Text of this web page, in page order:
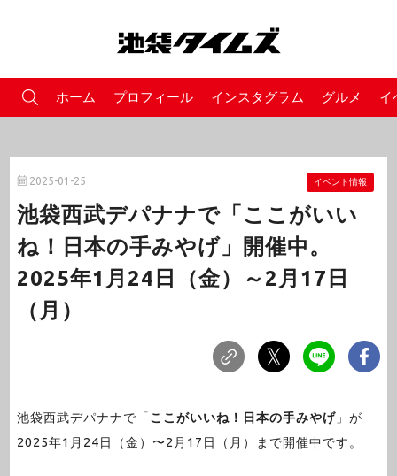
ホーム プロフィール インスタグラム グルメ イ
2025-01-25 イベント情報
池袋西武デパナナで「ここがいい
ね！日本の手みやげ」開催中。
2025年1月24日（金）～2月17日
（月）
池袋西武デパナナで「 ここがいいね！日本の手みやげ」が
2025年1月24日（金）〜2月17日（月）まで開催中です。